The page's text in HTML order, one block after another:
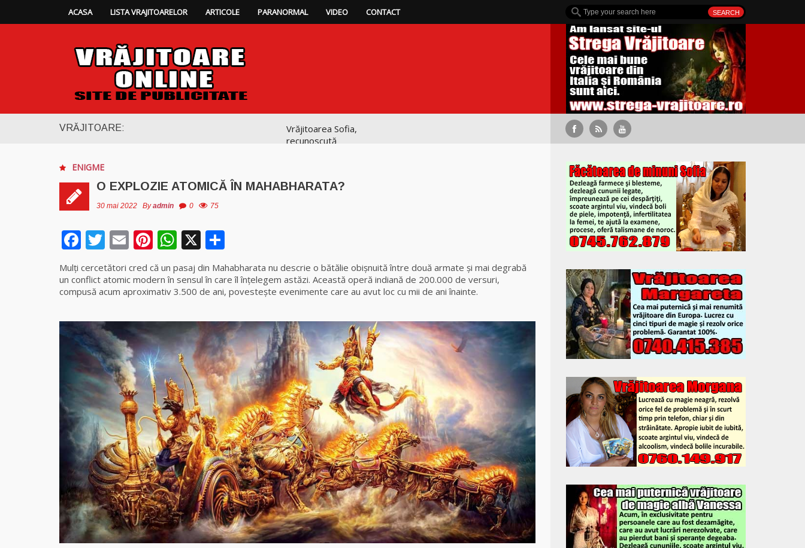
ACASA LISTA VRAJITOARELOR ARTICOLE PARANORMAL VIDEO CONTACT
VRĂJITOARE:
Vrăjitoarea Sofia,
recunoscută
prestigioase în
puternice leacuri
Celebra
Gheorghe,
singura fiică a
Mamei Omida
Celebra
tămăduitoare
vindecătoare de
farmece și
blesteme Sandra
Tămăduitoarea
Somerda
Cea mai
puternică
vrăjitoare de
magie albă și
neagră Vanessa
ENIGME
O EXPLOZIE ATOMICĂ ÎN MAHABHARATA?
30 mai 2022 Byadmin 0 75
Facebook
Twitter
EmailPinterest
WhatsApp
X
Mulţi cercetători cred că un pasaj din Mahabharata nu descrie o bătălie obişnuită între două armate şi mai degrabă
un conflict atomic modern în sensul în care îl înţelegem astăzi. Această operă indiană de 200.000 de versuri,
compusă acum aproximativ 3.500 de ani, povesteşte evenimente care au avut loc cu mii de ani înainte.